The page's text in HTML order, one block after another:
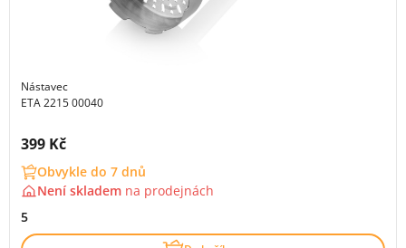
Nástavec
ETA 2215 00040
Cena s DPH:
399 Kč
Obvykle do 7 dnů
Není skladem na prodejnách
5